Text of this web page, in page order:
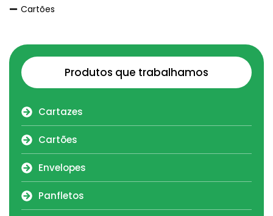
Cartões
Produtos que trabalhamos
Cartazes
Cartões
Envelopes
Panfletos